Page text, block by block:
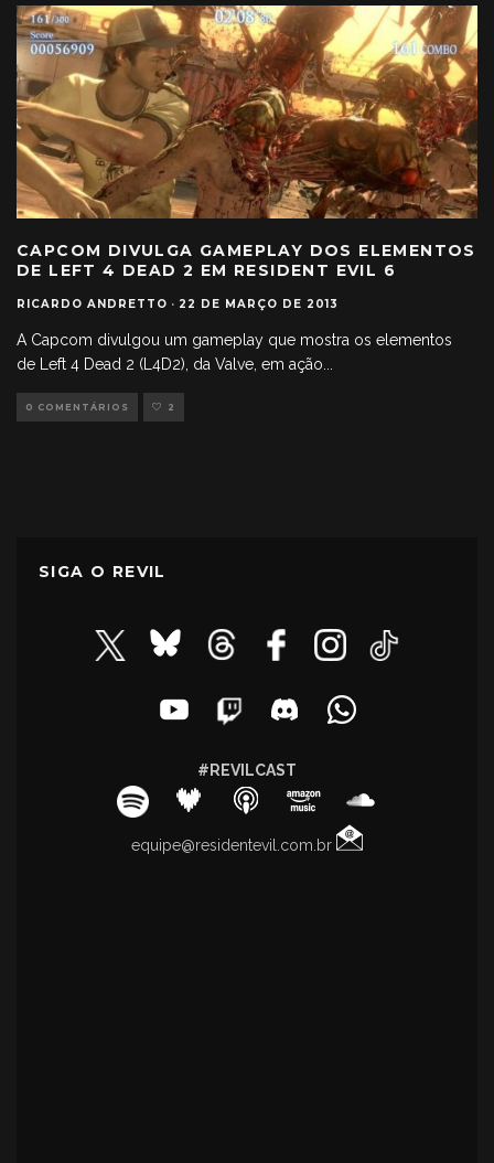
CAPCOM DIVULGA GAMEPLAY DOS ELEMENTOS
DE LEFT 4 DEAD 2 EM RESIDENT EVIL 6
RICARDO ANDRETTO · 22 DE MARÇO DE 2013
A Capcom divulgou um gameplay que mostra os elementos
de Left 4 Dead 2 (L4D2), da Valve, em ação...
0 COMENTÁRIOS 2
SIGA O REVIL
#REVILCAST
equipe@residentevil.com.br